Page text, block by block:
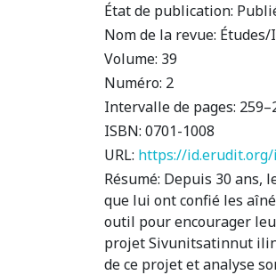
État de publication:
Nom de la revue:
Volume: 39
Numéro: 2
Intervalle de pages:
ISBN: 0701-1008
URL: https://
Résumé: Depuis 30 ans,
que lui ont confié les
outil pour encourager
projet Sivunitsatinnut
de ce projet et analyse